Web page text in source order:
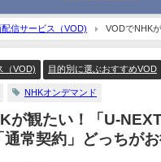
配信サービス（VOD)
VODでNHK
通常契約」どっちがお得？
（VOD) 目的別に選ぶおすすめVOD
NHKオンデマンド
が観たい！「U-
通常契約」どっちがお